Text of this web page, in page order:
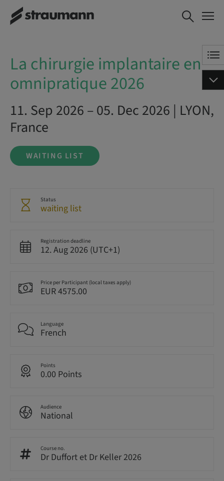
La chirurgie implantaire en
omnipratique 2026
WAITING LIST
La chirurgie implantaire en
omnipratique 2026
11. Sep 2026 – 05. Dec 2026 | LYON,
France
WAITING LIST
Status
waiting list
Registration deadline
12. Aug 2026 (UTC+1)
Price per Participant (local taxes apply)
EUR 4575.00
Language
French
Points
0.00 Points
Audience
National
Course no.
Dr Duffort et Dr Keller 2026